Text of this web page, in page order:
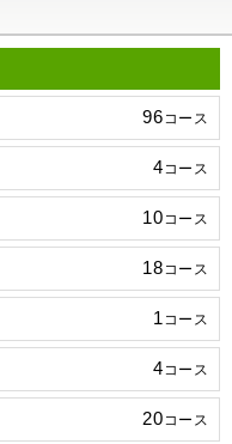
96コース
4コース
10コース
18コース
1 コース
4コース
20コース